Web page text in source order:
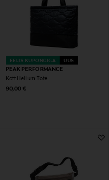
EELIS KUPONGIGA UUS
PEAK PERFORMANCE
Kott Helium Tote
Original Price
90,00 €